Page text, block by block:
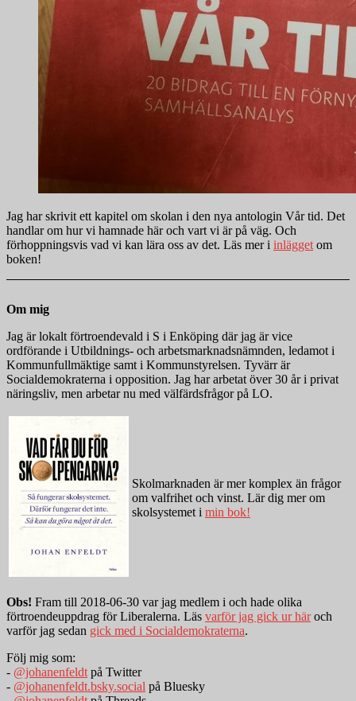
Jag har skrivit ett kapitel om skolan i den nya antologin Vår tid. Det
handlar om hur vi hamnade här och vart vi är på väg. Och
förhoppningsvis vad vi kan lära oss av det. Läs mer i inlägget om
boken!
Om mig
Jag är lokalt förtroendevald i S i Enköping där jag är vice
ordförande i Utbildnings- och arbetsmarknadsnämnden, ledamot i
Kommunfullmäktige samt i Kommunstyrelsen. Tyvärr är
Socialdemokraterna i opposition. Jag har arbetat över 30 år i privat
näringsliv, men arbetar nu med välfärdsfrågor på LO.
Skolmarknaden är mer komplex än frågor
om valfrihet och vinst. Lär dig mer om
skolsystemet i min bok!
Obs! Fram till 2018-06-30 var jag medlem i och hade olika
förtroendeuppdrag för Liberalerna. Läs varför jag gick ur häroch
varför jag sedan gick med i Socialdemokraterna.
Följ mig som:
- @johanenfeldt på Twitter
- @johanenfeldt.bsky.social på Bluesky